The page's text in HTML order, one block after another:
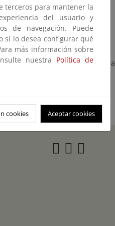
temáticas de alto nivel de la
terceros para mantener la
del usuario y
de navegación. Puede
si lo desea configurar qué
más información sobre
nuestra Política de
cookies Aceptar cookies